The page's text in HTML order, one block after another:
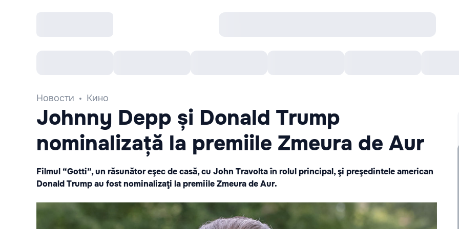
Новости Кино
Johnny Depp și Donald Trump
nominalizață la premiile Zmeura de Aur
Filmul “Gotti”, un răsunător eşec de casă, cu John Travolta în rolul principal, şi preşedintele american
Donald Trump au fost nominalizaţi la premiile Zmeura de Aur.